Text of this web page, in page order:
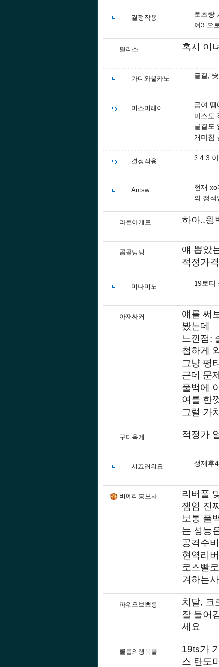
결정작용
토츠랑
여3 으
왈러스 혹시 이
가디와뿔카노 골결,
미스미레이
급여 땜
미스도
골결도
개미침
결정작용 3 4 3
Antsw
현재
의 정석
라쿤아게로 하아..윙
콤콤딩딩
얘 뽑았
적정가
미나미노 19토티
아재싸커
얘를 써
봤는데
느낀점:
첩하게
그냥 평
근데 문
풀백에
여를 한
그럴 가
구미옥계 적정가
시끄러워요 생제후
비에리흥보사
리버풀
잼임 진
보통 풀
는 성능
공격수
현역리
로스빨
겨하는
파워오브뾰롱
치달, 크
잘 들어
세요
클롭의행복풀
19ts가
스 탄도